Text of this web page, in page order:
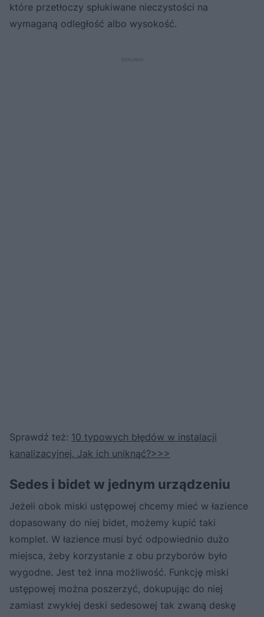
które przetłoczy spłukiwane nieczystości na
wymaganą odległość albo wysokość.
Sprawdź też: 10 typowych błędów w instalacji
kanalizacyjnej. Jak ich uniknąć?>>>
Sedes i bidet w jednym urządzeniu
Jeżeli obok miski ustępowej chcemy mieć w łazience
dopasowany do niej bidet, możemy kupić taki
komplet. W łazience musi być odpowiednio dużo
miejsca, żeby korzystanie z obu przyborów było
wygodne. Jest też inna możliwość. Funkcję miski
ustępowej można poszerzyć, dokupując do niej
zamiast zwykłej deski sedesowej tak zwaną deskę